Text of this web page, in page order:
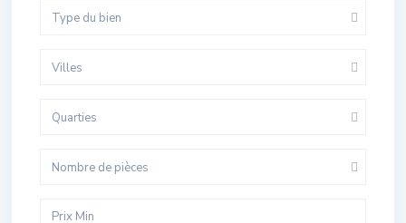
Type du bien
Villes
Quarties
Nombre de pièces